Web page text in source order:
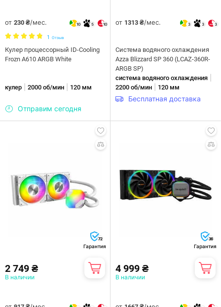
от 230 ₴/мес. 10 5 10
1 Отзыв
Кулер процессорный ID-Cooling
Frozn A610 ARGB White
кулер 2000 об/мин 120 мм
Отправим сегодня
от 1313 ₴/мес. 3 3 3
Система водяного охлаждения
Azza Blizzard SP 360 (LCAZ-360R-
ARGB SP)
система водяного охлаждения
2200 об/мин 120 мм
Бесплатная доставка
72
Гарантия
2 749 ₴
В наличии
36
Гарантия
4 999 ₴
В наличии